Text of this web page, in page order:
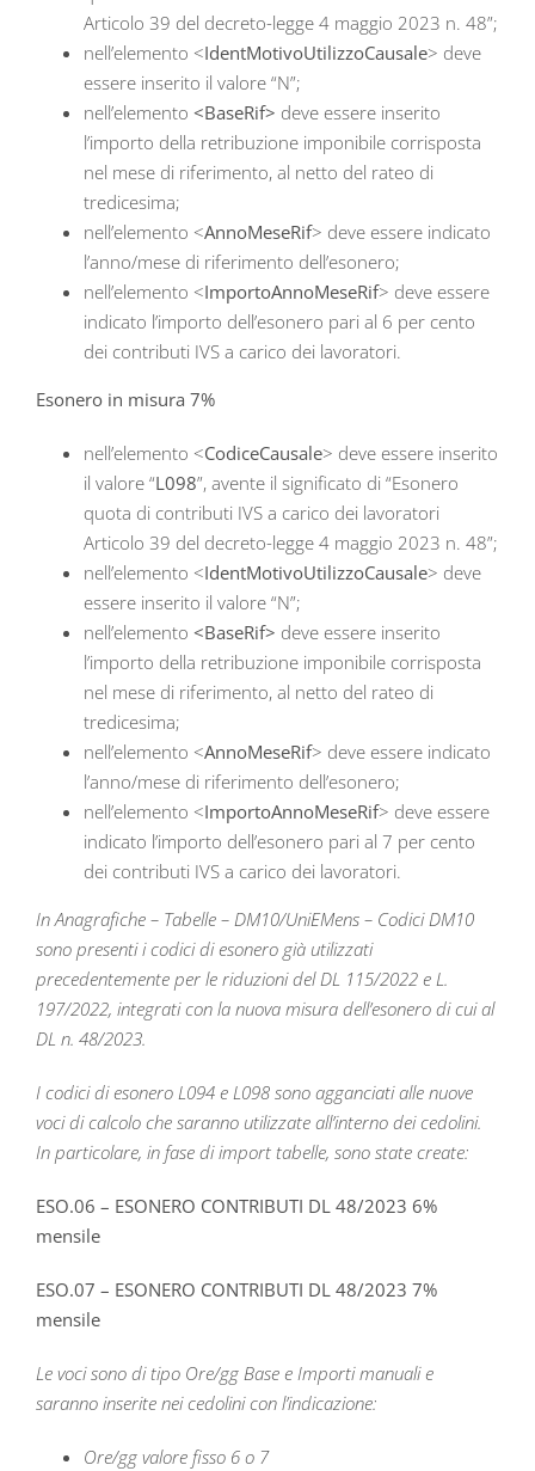
Articolo 39 del decreto-legge 4 maggio 2023 n. 48”;
nell’elemento <IdentMotivoUtilizzoCausale> deve
essere inserito il valore “N”;
nell’elemento <BaseRif> deve essere inserito
l’importo della retribuzione imponibile corrisposta
nel mese di riferimento, al netto del rateo di
tredicesima;
nell’elemento <AnnoMeseRif> deve essere indicato
l’anno/mese di riferimento dell’esonero;
nell’elemento <ImportoAnnoMeseRif> deve essere
indicato l’importo dell’esonero pari al 6 per cento
dei contributi IVS a carico dei lavoratori.
Esonero in misura 7%
nell’elemento <CodiceCausale> deve essere inserito
il valore “L098”, avente il significato di “Esonero
quota di contributi IVS a carico dei lavoratori
Articolo 39 del decreto-legge 4 maggio 2023 n. 48”;
nell’elemento <IdentMotivoUtilizzoCausale> deve
essere inserito il valore “N”;
nell’elemento <BaseRif> deve essere inserito
l’importo della retribuzione imponibile corrisposta
nel mese di riferimento, al netto del rateo di
tredicesima;
nell’elemento <AnnoMeseRif> deve essere indicato
l’anno/mese di riferimento dell’esonero;
nell’elemento <ImportoAnnoMeseRif> deve essere
indicato l’importo dell’esonero pari al 7 per cento
dei contributi IVS a carico dei lavoratori.
In Anagrafiche – Tabelle – DM10/UniEMens – Codici DM10
sono presenti i codici di esonero già utilizzati
precedentemente per le riduzioni del DL 115/2022 e L.
197/2022, integrati con la nuova misura dell’esonero di cui al
DL n. 48/2023.
I codici di esonero L094 e L098 sono agganciati alle nuove
voci di calcolo che saranno utilizzate all’interno dei cedolini.
In particolare, in fase di import tabelle, sono state create:
ESO.06 – ESONERO CONTRIBUTI DL 48/2023 6%
mensile
ESO.07 – ESONERO CONTRIBUTI DL 48/2023 7%
mensile
Le voci sono di tipo Ore/gg Base e Importi manuali e
saranno inserite nei cedolini con l’indicazione:
Ore/gg valore fisso 6 o 7